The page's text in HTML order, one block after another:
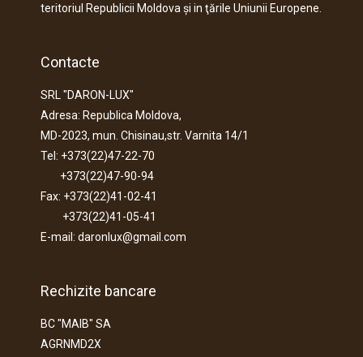
teritoriul Republicii Moldova şi in ţările Uniunii Europene.
Contacte
SRL "DARON-LUX"
Adresa: Republica Moldova,
MD-2023, mun. Chisinau,str. Varnita 14/1
Tel: +373(22)47-22-70
+373(22)47-90-94
Fax: +373(22)41-02-41
+373(22)41-05-41
E-mail: daronlux@gmail.com
Rechizite bancare
BC "MAIB" SA
AGRNMD2X